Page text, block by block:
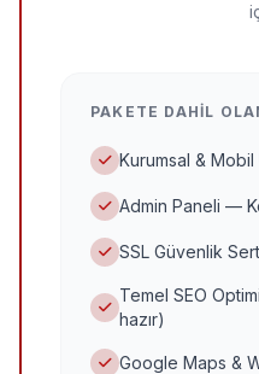
PAKETE DAHIL
Kurumsal &
Admin Paneli —
SSL Güvenlik
Temel SEO
hazır)
Google Maps &